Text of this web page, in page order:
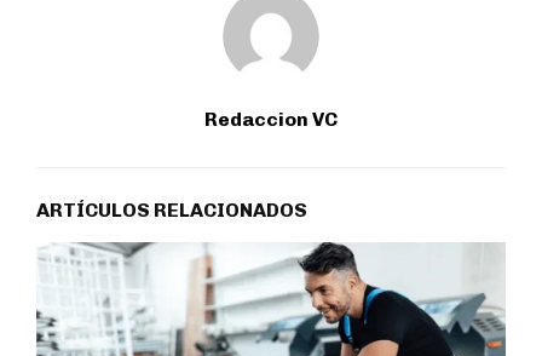
Redaccion VC
ARTÍCULOS RELACIONADOS